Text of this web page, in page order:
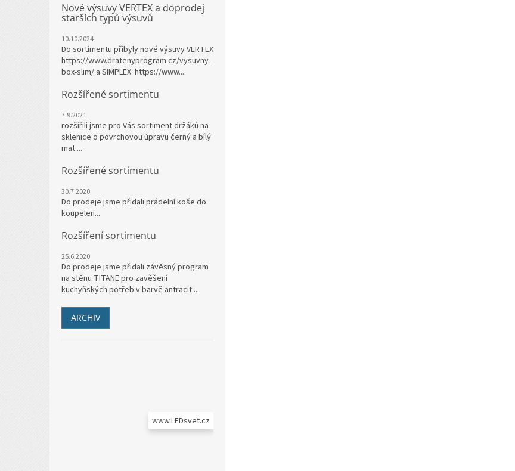
Nové výsuvy VERTEX a doprodej
starších typů výsuvů
10.10.2024
Do sortimentu přibyly nové výsuvy VERTEX
https://www.dratenyprogram.cz/vysuvny-
box-slim/ a SIMPLEX https://www....
Rozšířené sortimentu
7.9.2021
rozšířili jsme pro Vás sortiment držáků na
sklenice o povrchovou úpravu černý a bílý
mat ...
Rozšířené sortimentu
30.7.2020
Do prodeje jsme přidali prádelní koše do
koupelen...
Rozšíření sortimentu
25.6.2020
Do prodeje jsme přidali závěsný program
na stěnu TITANE pro zavěšení
kuchyňských potřeb v barvě antracit....
ARCHIV
www.LEDsvet.cz